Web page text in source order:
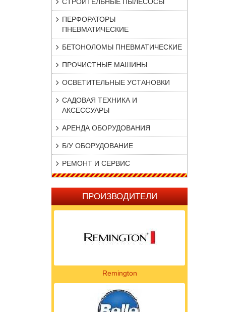
ПЕРФОРАТОРЫ
ПНЕВМАТИЧЕСКИЕ
БЕТОНОЛОМЫ ПНЕВМАТИЧЕСКИЕ
ПРОЧИСТНЫЕ МАШИНЫ
ОСВЕТИТЕЛЬНЫЕ УСТАНОВКИ
САДОВАЯ ТЕХНИКА И
АКСЕССУАРЫ
АРЕНДА ОБОРУДОВАНИЯ
Б/У ОБОРУДОВАНИЕ
РЕМОНТ И СЕРВИС
ПРОИЗВОДИТЕЛИ
Remington